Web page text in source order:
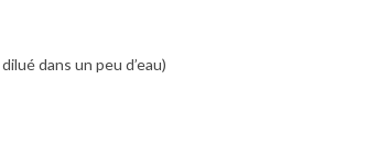
dans un peu d’eau)